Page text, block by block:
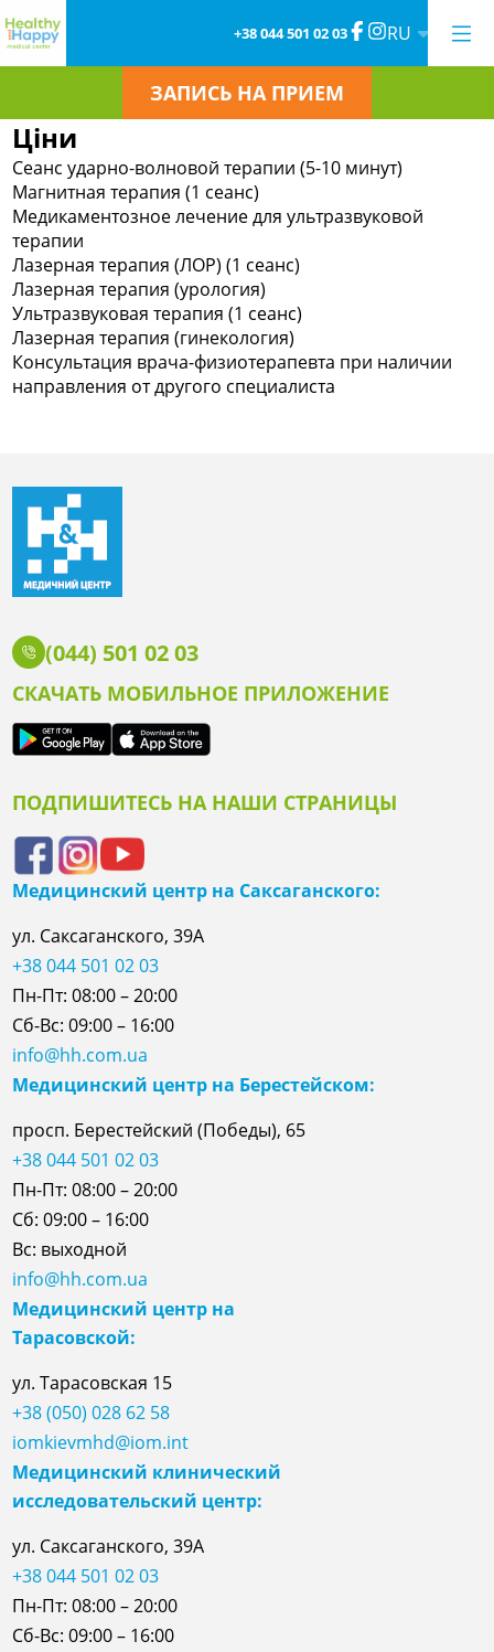
+38 044 501 02 03 RU
ЗАПИСЬ НА ПРИЕМ
Ціни
Сеанс ударно-волновой терапии (5-10 минут)
Магнитная терапия (1 сеанс)
Медикаментозное лечение для ультразвуковой
терапии
Лазерная терапия (ЛОР) (1 сеанс)
Лазерная терапия (урология)
Ультразвуковая терапия (1 сеанс)
Лазерная терапия (гинекология)
Консультация врача-физиотерапевта при наличии
направления от другого специалиста
(044) 501 02 03
СКАЧАТЬ МОБИЛЬНОЕ ПРИЛОЖЕНИЕ
ПОДПИШИТЕСЬ НА НАШИ СТРАНИЦЫ
Медицинский центр на Саксаганского:
ул. Саксаганского, 39А
+38 044 501 02 03
Пн-Пт: 08:00 – 20:00
Сб-Вс: 09:00 – 16:00
info@hh.com.ua
Медицинский центр на Берестейском:
просп. Берестейский (Победы), 65
+38 044 501 02 03
Пн-Пт: 08:00 – 20:00
Сб: 09:00 – 16:00
Вс: выходной
info@hh.com.ua
Медицинский центр на
Тарасовской:
ул.Тарасовская 15
+38 (050) 028 62 58
iomkievmhd@iom.int
Медицинский клинический
исследовательский центр:
ул. Саксаганского, 39А
+38 044 501 02 03
Пн-Пт: 08:00 – 20:00
Сб-Вс: 09:00 – 16:00